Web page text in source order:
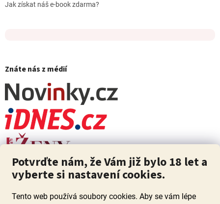
Potvrďte nám, že Vám již bylo 18 let a
vyberte si nastavení cookies.
Tento web používá soubory cookies. Aby se vám lépe
Jak získat náš e-book zdarma?
Znáte nás z médií